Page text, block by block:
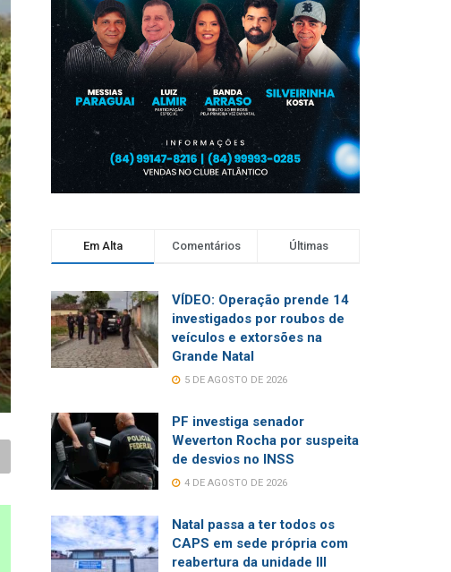
Em Alta Comentários Últimas
VÍDEO: Operação prende 14
investigados por roubos de
veículos e extorsões na
Grande Natal
5 DE AGOSTO DE 2026
PF investiga senador
Weverton Rocha por suspeita
de desvios no INSS
4 DE AGOSTO DE 2026
Natal passa a ter todos os
CAPS em sede própria com
reabertura da unidade III